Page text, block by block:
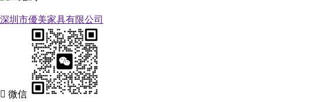
深圳市優美家具有限公司
 微信